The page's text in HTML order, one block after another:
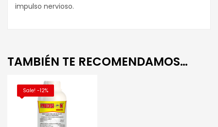
impulso nervioso.
TAMBIÉN TE RECOMENDAMOS…
Sale! -12%